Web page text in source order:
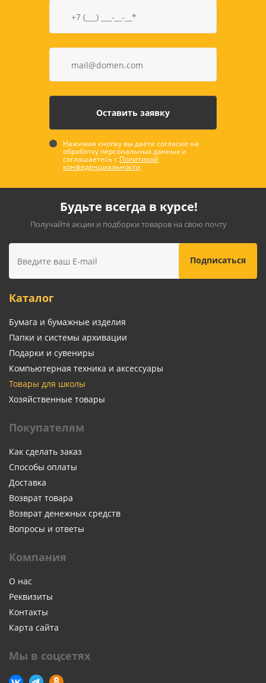
Нажимая кнопку вы даете согласие на
обработку персональных данных и
соглашаетесь с Политикой
конфеденциальности
Будьте всегда в курсе!
Получайте акции и подборки товаров на свою почту
Каталог
Бумага и бумажные изделия
Папки и системы архивации
Подарки и сувениры
Компьютерная техника и аксессуары
Товары для школы
Хозяйственные товары
Покупателям
Как сделать заказ
Способы оплаты
Доставка
Возврат товара
Возврат денежных средств
Вопросы и ответы
Компания
О нас
Реквизиты
Контакты
Карта сайта
Мы в соцсетях